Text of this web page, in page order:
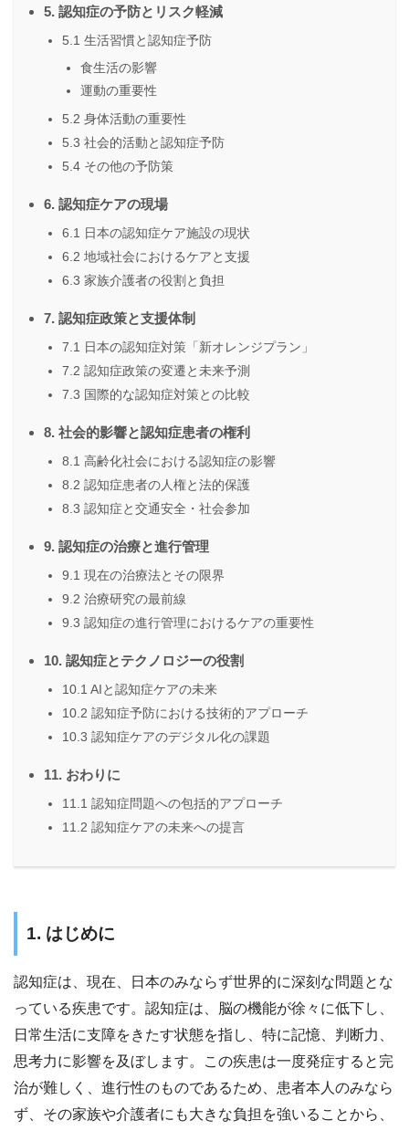
5. 認知症の予防とリスク軽減
5.1 生活習慣と認知症予防
食生活の影響
運動の重要性
5.2 身体活動の重要性
5.3 社会的活動と認知症予防
5.4 その他の予防策
6. 認知症ケアの現場
6.1 日本の認知症ケア施設の現状
6.2 地域社会におけるケアと支援
6.3 家族介護者の役割と負担
7. 認知症政策と支援体制
7.1 日本の認知症対策「新オレンジプラン」
7.2 認知症政策の変遷と未来予測
7.3 国際的な認知症対策との比較
8. 社会的影響と認知症患者の権利
8.1 高齢化社会における認知症の影響
8.2 認知症患者の人権と法的保護
8.3 認知症と交通安全・社会参加
9. 認知症の治療と進行管理
9.1 現在の治療法とその限界
9.2 治療研究の最前線
9.3 認知症の進行管理におけるケアの重要性
10. 認知症とテクノロジーの役割
10.1 AIと認知症ケアの未来
10.2 認知症予防における技術的アプローチ
10.3 認知症ケアのデジタル化の課題
11. おわりに
11.1 認知症問題への包括的アプローチ
11.2 認知症ケアの未来への提言
1. はじめに
認知症は、現在、日本のみならず世界的に深刻な問題とな
っている疾患です。認知症は、脳の機能が徐々に低下し、
日常生活に支障をきたす状態を指し、特に記憶、判断力、
思考力に影響を及ぼします。この疾患は一度発症すると完
治が難しく、進行性のものであるため、患者本人のみなら
ず、その家族や介護者にも大きな負担を強いることから、